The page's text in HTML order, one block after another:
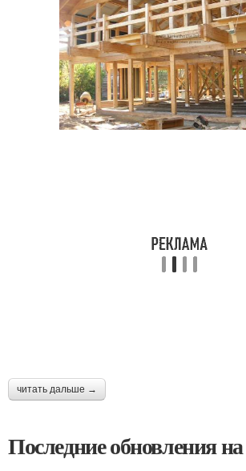
читать дальше →
Последние обновления на